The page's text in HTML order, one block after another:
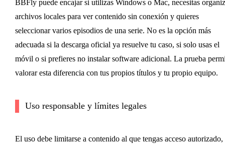
BBFly puede encajar si utilizas Windows o Mac, necesitas
archivos locales para ver contenido sin conexión y quieres
seleccionar varios episodios de una serie. No es la opción más
adecuada si la descarga oficial ya resuelve tu caso, si solo usas el
móvil o si prefieres no instalar software adicional. La prueba
valorar esta diferencia con tus propios títulos y tu propio equipo.
Uso responsable y límites legales
El uso debe limitarse a contenido al que tengas acceso autorizado,